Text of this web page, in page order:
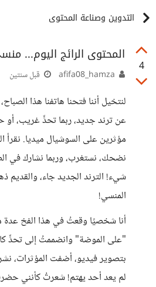
التدوين وصناعة المحتوى
4
المحتوى الرائج اليوم...
قبل سنتين
لنتخيل أننا فتحنا هاتفنا هذا
عن ترند جديد، ربما تحدٍّ غريب،
مؤثرين على السوشيال ميديا. نقرأ
نضحك، نستغرب، وربما نشارك في
شيء! الترند الجديد جاء، والقديم
المنسي!
أنا شخصيًا وقعتُ في هذا الفخ عدة
"على الموضة" وانضممتُ إلى تحدٍّ
لم يعد أحد يهتم! شعرتُ كأنني